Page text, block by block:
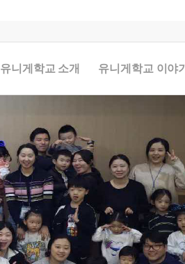
유니게학교 소개 유니게학교 이야기